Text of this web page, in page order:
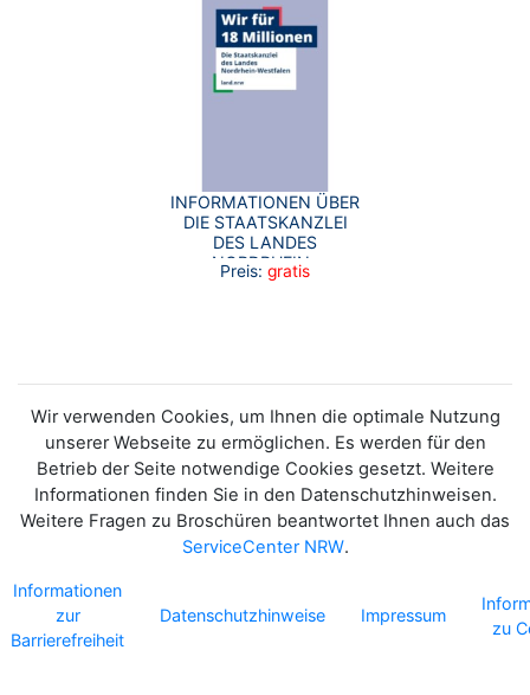
INFORMATIONEN ÜBER
DIE STAATSKANZLEI
DES LANDES
NORDRHEIN-
WESTFALEN UND IHRE
Preis: gratis
Wir verwenden Cookies, um Ihnen die optimale Nutzung
unserer Webseite zu ermöglichen. Es werden für den
Betrieb der Seite notwendige Cookies gesetzt. Weitere
Informationen finden Sie in den Datenschutzhinweisen.
Weitere Fragen zu Broschüren beantwortet Ihnen auch das
ServiceCenter NRW.
Informationen
zur
Barrierefreiheit
Datenschutzhinweise Impressum
zu